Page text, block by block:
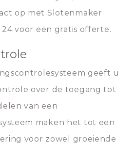
op met Slotenmaker
voor een gratis offerte.
geeft u
over de toegang tot
van een
maken het tot een
voor zowel groeiende